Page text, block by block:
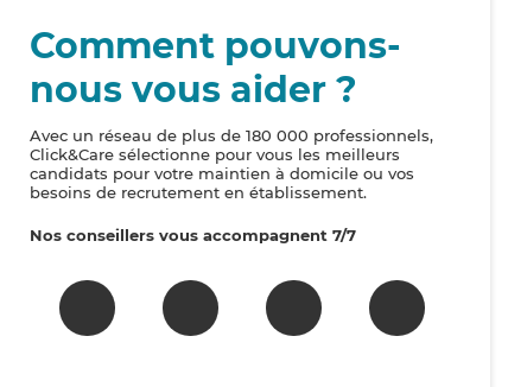
Comment pouvons-
nous vous aider ?
Avec un réseau de plus de 180 000 professionnels,
Click&Care sélectionne pour vous les meilleurs
candidats pour votre maintien à domicile ou vos
besoins de recrutement en établissement.
Nos conseillers vous accompagnent 7/7